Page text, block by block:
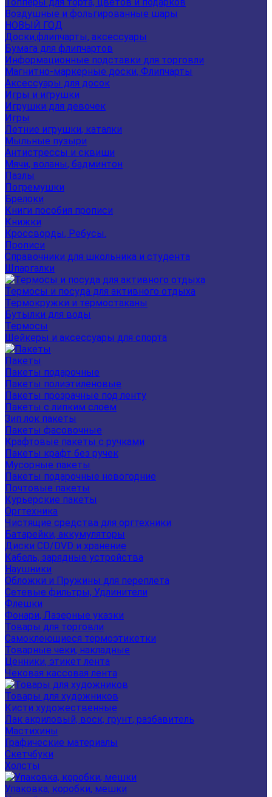
Воздушные и фольгированные шары
НОВЫЙ ГОД
Доски,флипчарты, аксессуары
Бумага для флипчартов
Информационные подставки для торговли
Магнитно-маркерные доски, Флипчарты
Аксессуары для досок
Игры и игрушки
Игрушки для девочек
Игры
Летние игрушки, каталки
Мыльные пузыри
Антистрессы и сквиши
Мячи, воланы, бадминтон
Пазлы
Погремушки
Брелоки
Книги пособия прописи
Книжки
Кроссворды, Ребусы.
Прописи
Справочники для школьника и студента
Шпаргалки
Термосы и посуда для активного отдыха
Термокружки и термостаканы
Бутылки для воды
Термосы
Шейкеры и аксессуары для спорта
Пакеты
Пакеты подарочные
Пакеты полиэтиленовые
Пакеты прозрачные под ленту
Пакеты с липким слоем
Зип лок пакеты
Пакеты фасовочные
Крафтовые пакеты с ручками
Пакеты крафт без ручек
Мусорные пакеты
Пакеты подарочные новогодние
Почтовые пакеты
Курьерские пакеты
Оргтехника
Чистящие средства для оргтехники
Батарейки, аккумуляторы
Диски CD/DVD и хранение
Кабель, зарядные устройства
Наушники
Обложки и Пружины для переплета
Сетевые фильтры, Удлинители
Флешки
Фонари, Лазерные указки
Товары для торговли
Самоклеющиеся термоэтикетки
Товарные чеки, накладные
Ценники, этикет лента
Чековая кассовая лента
Товары для художников
Кисти художественные
Лак акриловый, воск, грунт, разбавитель
Мастихины
Графические материалы
Скетчбуки
Холсты
Упаковка, коробки, мешки